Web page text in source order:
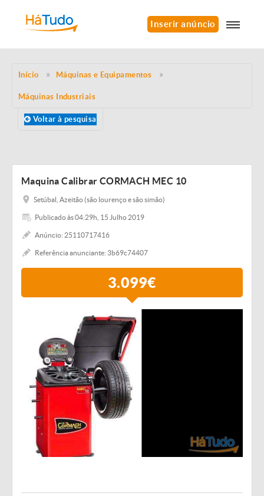
Inserir anúncio
Início Máquinas e Equipamentos
Máquinas Industriais
Voltar à pesquisa
Maquina Calibrar CORMACH MEC 10
Setúbal, Azeitão (são lourenço e são simão)
Publicado às 04:29h, 15 Julho 2019
Anúncio: 25110717416
Referência anunciante: 3b69c74407
3.099€